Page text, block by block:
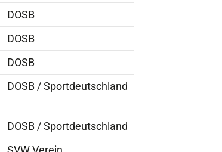
DOSB
DOSB
DOSB
DOSB / Sportdeutschland
DOSB / Sportdeutschland